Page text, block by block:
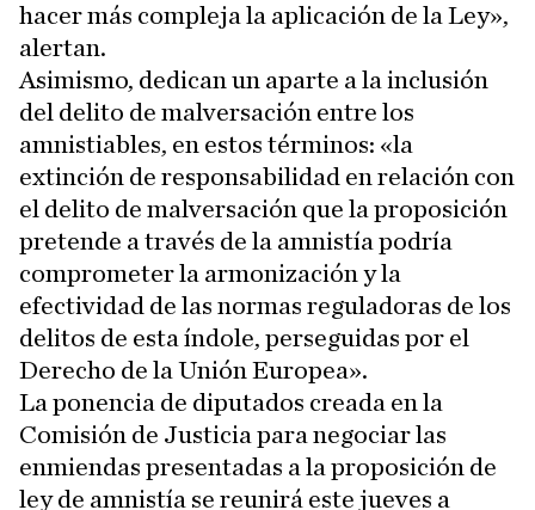
hacer más compleja la aplicación de la Ley»,
alertan.
Asimismo, dedican un aparte a la inclusión
del delito de malversación entre los
amnistiables, en estos términos: «la
extinción de responsabilidad en relación con
el delito de malversación que la proposición
pretende a través de la amnistía podría
comprometer la armonización y la
efectividad de las normas reguladoras de los
delitos de esta índole, perseguidas por el
Derecho de la Unión Europea».
La ponencia de diputados creada en la
Comisión de Justicia para negociar las
enmiendas presentadas a la proposición de
ley de amnistía se reunirá este jueves a